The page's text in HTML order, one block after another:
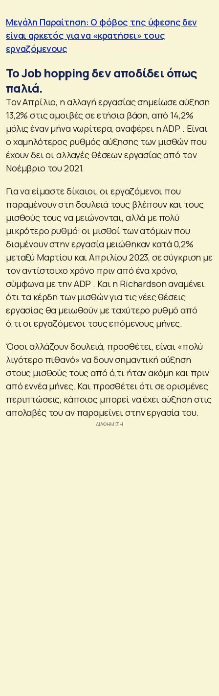
Μεγάλη Παραίτηση: Ο φόβος της ύφεσης δεν
είναι αρκετός για να «κρατήσει» τους
εργαζόμενους
Το Job hopping δεν αποδίδει όπως
παλιά.
Τον Απρίλιο, η αλλαγή εργασίας σημείωσε αύξηση
13,2% στις αμοιβές σε ετήσια βάση, από 14,2%
μόλις έναν μήνα νωρίτερα, αναφέρει η ADP . Είναι
ο χαμηλότερος ρυθμός αύξησης των μισθών που
έχουν δει οι αλλαγές θέσεων εργασίας από τον
Νοέμβριο του 2021.
Για να είμαστε δίκαιοι, οι εργαζόμενοι που
παραμένουν στη δουλειά τους βλέπουν και τους
μισθούς τους να μειώνονται, αλλά με πολύ
μικρότερο ρυθμό: οι μισθοί των ατόμων που
διαμένουν στην εργασία μειώθηκαν κατά 0,2%
μεταξύ Μαρτίου και Απριλίου 2023, σε σύγκριση με
τον αντίστοιχο χρόνο πριν από ένα χρόνο,
σύμφωνα με την ADP . Και η Richardson αναμένει
ότι τα κέρδη των μισθών για τις νέες θέσεις
εργασίας θα μειωθούν με ταχύτερο ρυθμό από
ό,τι οι εργαζόμενοι τους επόμενους μήνες.
Όσοι αλλάζουν δουλειά, προσθέτει, είναι «πολύ
λιγότερο πιθανό» να δουν σημαντική αύξηση
στους μισθούς τους από ό,τι ήταν ακόμη και πριν
από εννέα μήνες. Και προσθέτει ότι σε ορισμένες
περιπτώσεις, κάποιος μπορεί να έχει αύξηση στις
απολαβές του αν παραμείνει στην εργασία του.